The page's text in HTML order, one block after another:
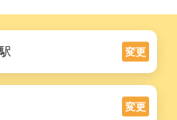
変更
変更